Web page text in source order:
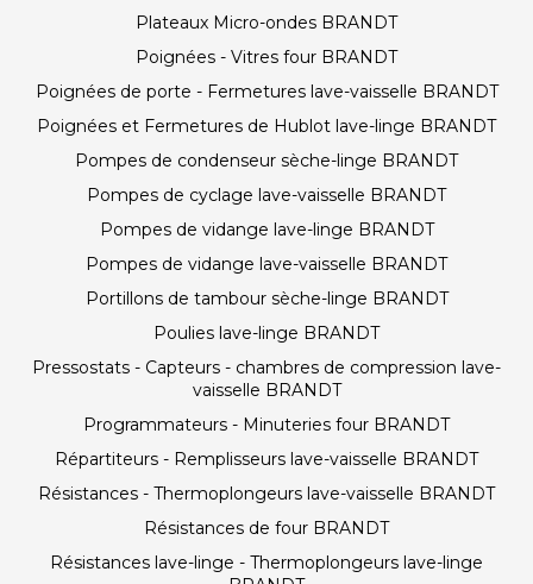
Plateaux Micro-ondes BRANDT
Poignées - Vitres four BRANDT
Poignées de porte - Fermetures lave-vaisselle BRANDT
Poignées et Fermetures de Hublot lave-linge BRANDT
Pompes de condenseur sèche-linge BRANDT
Pompes de cyclage lave-vaisselle BRANDT
Pompes de vidange lave-linge BRANDT
Pompes de vidange lave-vaisselle BRANDT
Portillons de tambour sèche-linge BRANDT
Poulies lave-linge BRANDT
Pressostats - Capteurs - chambres de compression lave-
vaisselle BRANDT
Programmateurs - Minuteries four BRANDT
Répartiteurs - Remplisseurs lave-vaisselle BRANDT
Résistances - Thermoplongeurs lave-vaisselle BRANDT
Résistances de four BRANDT
Résistances lave-linge - Thermoplongeurs lave-linge